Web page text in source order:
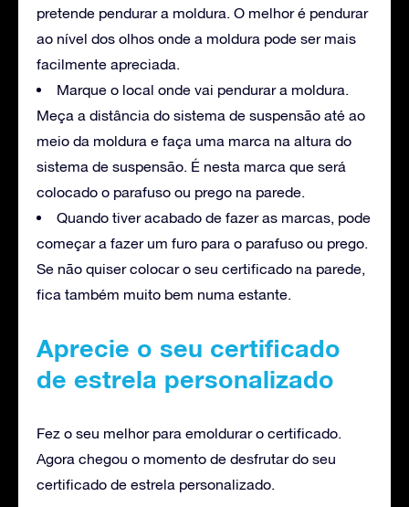
pretende pendurar a moldura. O melhor é pendurar
ao nível dos olhos onde a moldura pode ser mais
facilmente apreciada.
Marque o local onde vai pendurar a moldura.
Meça a distância do sistema de suspensão até ao
meio da moldura e faça uma marca na altura do
sistema de suspensão. É nesta marca que será
colocado o parafuso ou prego na parede.
Quando tiver acabado de fazer as marcas, pode
começar a fazer um furo para o parafuso ou prego.
Se não quiser colocar o seu certificado na parede,
fica também muito bem numa estante.
Aprecie o seu certificado
de estrela personalizado
Fez o seu melhor para emoldurar o certificado.
Agora chegou o momento de desfrutar do seu
certificado de estrela personalizado.